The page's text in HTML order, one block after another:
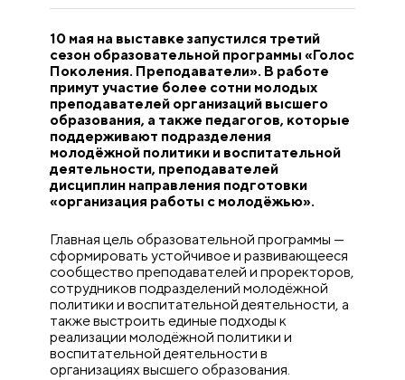
10 мая на выставке запустился третий
сезон образовательной программы «Голос
Поколения. Преподаватели». В работе
примут участие более сотни молодых
преподавателей организаций высшего
образования, а также педагогов, которые
поддерживают подразделения
молодёжной политики и воспитательной
деятельности, преподавателей
дисциплин направления подготовки
«организация работы с молодёжью».
Главная цель образовательной программы —
сформировать устойчивое и развивающееся
сообщество преподавателей и проректоров,
сотрудников подразделений молодёжной
политики и воспитательной деятельности, а
также выстроить единые подходы к
реализации молодёжной политики и
воспитательной деятельности в
организациях высшего образования.